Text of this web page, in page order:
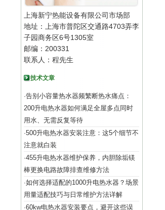
上海新宁热能设备有限公司市场部
地址：上海市普陀区交通路4703弄李
子园商务区6号1305室
邮编：200331
联系人：程先生
技术文章
·告别小容量热水器频繁断热水痛点：
200升电热水器如何满足全屋多点同时
用水、无需反复等待
·500升电热水器安装注意：这5个细节不
注意就白装
·455升电热水器维护保养，内胆除垢镁
棒更换电路故障排查维修方法
·如何选择适配的1000升电热水器？场景
用量适配技巧与日常维护方法详解
·60kw电热水器安装要点，避开这些误